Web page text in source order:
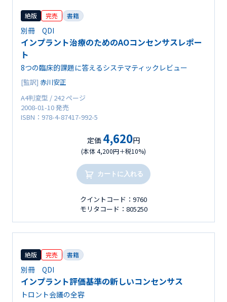
絶版 完売 書籍
別冊 QDI
インプラント治療のためのAOコンセンサスレポー
ト
8つの臨床的課題に答えるシステマティックレビュー
[監訳] 赤川安正
A4判変型 / 242 ページ
2008-01-10 発売
ISBN：978-4-87417-992-5
定価 4,620円
(本体 4,200円＋税10%)
カートに入れる
クイントコード：9760
モリタコード：805250
絶版 完売 書籍
別冊 QDI
インプラント評価基準の新しいコンセンサス
トロント会議の全容